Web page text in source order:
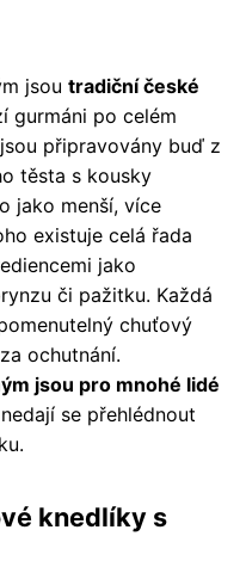
jsou tradiční české
gurmáni po celém
jsou připravovány buď z
těsta s kousky
jako menší, více
existuje celá řada
jako
či pažitku. Každá
chuťový
ochutnání.
jsou pro mnohé lidé
se přehlédnout
knedlíky s